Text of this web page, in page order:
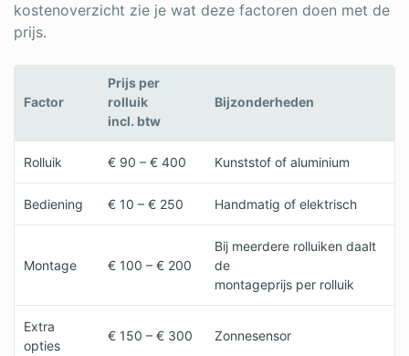
kostenoverzicht zie je wat deze factoren doen met de
prijs.
Factor
Prijs per
rolluik
incl. btw
Bijzonderheden
Rolluik € 90 – € 400 Kunststof of aluminium
Bediening € 10 – € 250 Handmatig of elektrisch
Montage € 100 – € 200
Bij meerdere rolluiken daalt
de
montageprijs per rolluik
Extra
opties
€ 150 – € 300 Zonnesensor